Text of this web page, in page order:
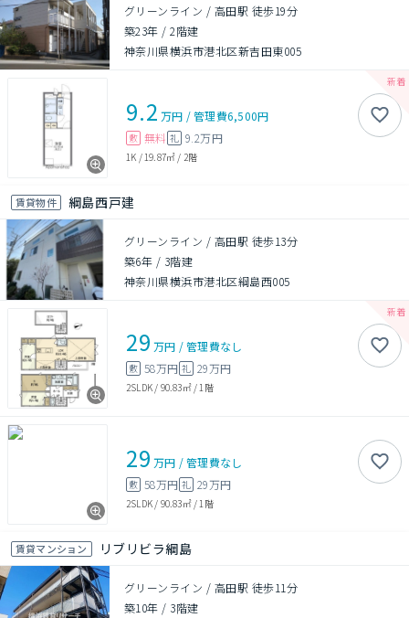
グリーンライン / 高田駅 徒歩19分
築23年 /2階建
神奈川県横浜市港北区新吉田東005
9.2 万円 /管理費6,500円
敷 無料 礼 9.2万円
1K / 19.87㎡ / 2階
賃貸物件 綱島西戸建
グリーンライン / 高田駅 徒歩13分
築6年 / 3階建
神奈川県横浜市港北区綱島西005
29 万円 /管理費なし
敷 58万円 礼 29万円
2SLDK / 90.83㎡/ 1階
29 万円 /管理費なし
敷 58万円 礼 29万円
2SLDK / 90.83㎡/ 1階
賃貸マンション リブリビラ綱島
グリーンライン / 高田駅 徒歩11分
築10年 / 3階建